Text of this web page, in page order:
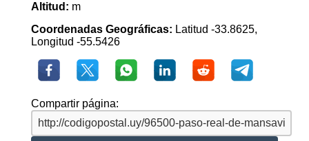
Altitud: m
Coordenadas Geográficas: Latitud -33.8625,
Longitud -55.5426
Compartir página: